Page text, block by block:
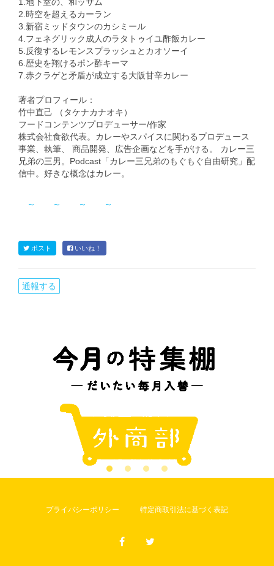
2.時空を超えるカーラン
3.新宿ミッドタウンのカシミール
4.フェネグリック成人のラタトゥイユ酢飯カレー
5.反復するレモンスプラッシュとカオソーイ
6.歴史を翔けるポン酢キーマ
7.赤クラゲと矛盾が成立する大阪甘辛カレー
著者プロフィール：
竹中直己 （タケナカナオキ）
フードコンテンツプロデューサー/作家
株式会社食欲代表。カレーやスパイスに関わるプロデュース
事業、執筆、 商品開発、広告企画などを手がける。 カレー三
兄弟の三男。Podcast「カレー三兄弟のもぐもぐ自由研究」配
信中。好きな概念はカレー。
～ ～ ～ ～
ポスト いいね！
通報する
プライバシーポリシー 特定商取引法に基づく表記